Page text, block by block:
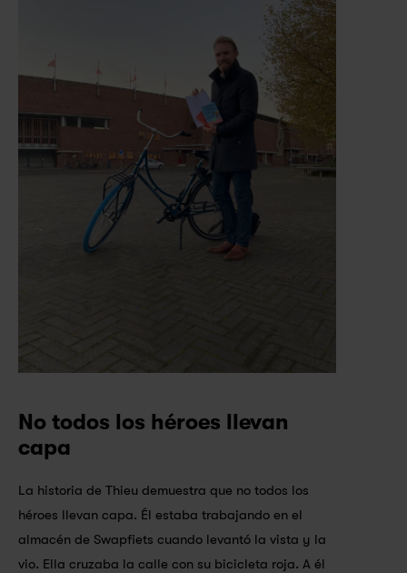
No todos los héroes llevan
capa
La historia de Thieu demuestra que no todos los
héroes llevan capa. Él estaba trabajando en el
almacén de Swapfiets cuando levantó la vista y la
vio. Ella cruzaba la calle con su bicicleta roja. A él